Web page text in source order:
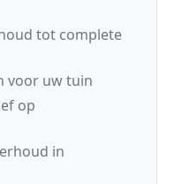
tot complete
voor uw tuin
op
in